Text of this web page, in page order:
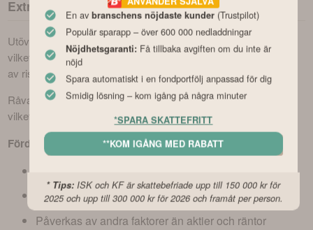
Extra bred diversifiering med hjälp av råvaror
Utöver aktier och räntor inkluderar Opti även råvaror i portföljen,
vilket är unikt bland många fondrobotar. Detta ger en extra nivå
av riskspridning och kan fungera som skydd mot inflation.
Råvaror rör sig ofta oberoende av aktie- och räntemarknader,
vilket kan bidra till en jämnare avkastning över tid.
Fördelar med råvaror i portföljen:
Ger ytterligare riskspridning
Påverkas av andra faktorer än aktier och räntor
En av branschens nöjdaste kunder(Trustpilot)
Populär sparapp – över 600 000 nedladdningar
Nöjdhetsgaranti:Få tillbaka avgiften om du inte är
nöjd
Spara automatiskt i en fondportfölj anpassad för dig
Smidig lösning – kom igång på några minuter
*SPARA SKATTEFRITT
**KOM IGÅNG MED RABATT
* Tips: ISK och KF är skattebefriade upp till 150 000 kr för
2025 och upp till 300 000 kr för 2026 och framåt per person.